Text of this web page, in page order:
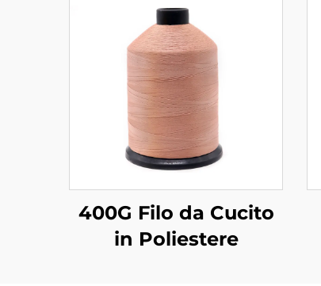
400G Filo da Cucito
in Poliestere